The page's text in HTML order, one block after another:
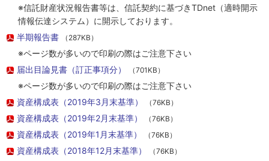
※信託財産状況報告書等は、信託契約に基づきTDnet（適時開示
情報伝達システム）に開示しております。
半期報告書
（287KB）
※ページ数が多いので印刷の際はご注意下さい
届出目論見書（訂正事項分）
（701KB）
※ページ数が多いので印刷の際はご注意下さい
資産構成表（2019年3月末基準）
（76KB）
資産構成表（2019年2月末基準） （76KB）
資産構成表（2019年1月末基準） （76KB）
資産構成表（2018年12月末基準） （76KB）